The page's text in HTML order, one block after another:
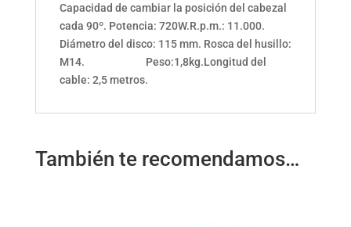
Capacidad de cambiar la posición del cabezal
cada 90º. Potencia: 720W.R.p.m.: 11.000.
Diámetro del disco: 115 mm. Rosca del husillo:
M14. Peso:1,8kg.Longitud del
cable: 2,5 metros.
También te recomendamos…